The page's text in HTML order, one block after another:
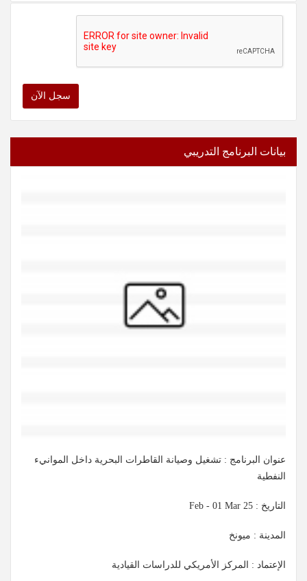
سجل الآن
بيانات البرنامج التدريبي
عنوان البرنامج : تشغيل وصيانة القاطرات البحرية داخل الموانيء
النفطية
التاريخ : 25 Feb - 01 Mar
المدينة : ميونخ
الإعتماد : المركز الأمريكي للدراسات القيادية